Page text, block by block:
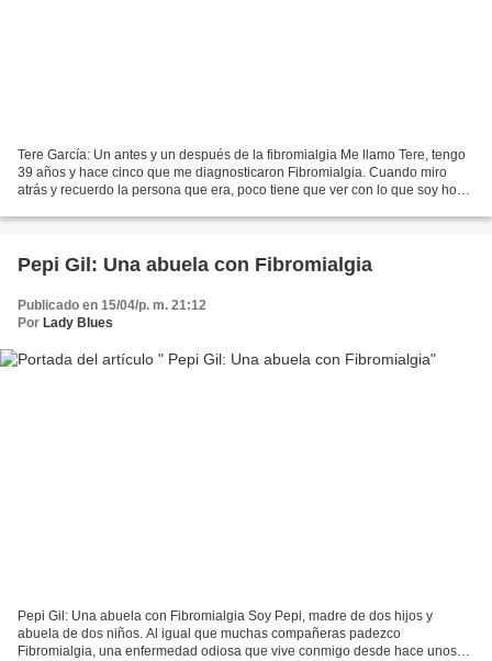
Tere García: Un antes y un después de la fibromialgia Me llamo Tere, tengo
39 años y hace cinco que me diagnosticaron Fibromialgia. Cuando miro
atrás y recuerdo la persona que era, poco tiene que ver con lo que soy hoy.
Pepi Gil: Una abuela con Fibromialgia
Publicado en 15/04/p. m. 21:12
Por Lady Blues
Pepi Gil: Una abuela con Fibromialgia Soy Pepi, madre de dos hijos y
abuela de dos niños. Al igual que muchas compañeras padezco
Fibromialgia, una enfermedad odiosa que vive conmigo desde hace unos